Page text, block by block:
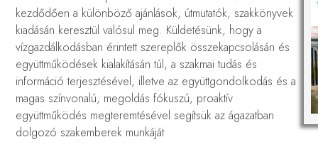
kezdődően a különböző ajánlások, útmutatók, szakkönyvek
kiadásán keresztül valósul meg. Küldetésünk, hogy a
vízgazdálkodásban érintett szereplők összekapcsolásán és
együttműködések kialakításán túl, a szakmai tudás és
információ terjesztésével, illetve az együttgondolkodás és a
magas színvonalú, megoldás fókuszú, proaktív
együttműködés megteremtésével segítsük az ágazatban
dolgozó szakemberek munkáját